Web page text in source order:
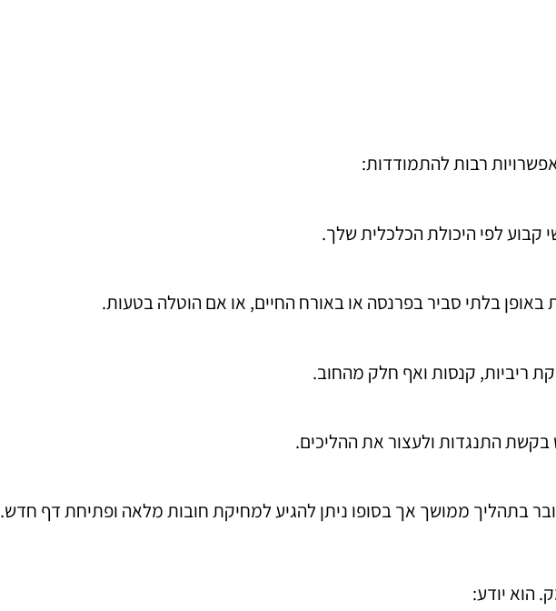
רבות להתמודדות:
קבוע לפי היכולת הכלכלית שלך.
באופן בלתי סביר בפרנסה או באורח החיים, או אם הוטלה בטעות.
ריביות, קנסות ואף חלק מהחוב.
בקשת התנגדות ולעצור את ההליכים.
בתהליך ממושך אך בסופו ניתן להגיע למחיקת חובות מלאה ופתיחת דף חדש.
הוא יודע: